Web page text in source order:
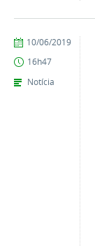
publicado
10/06/2019
16h47
Notícia